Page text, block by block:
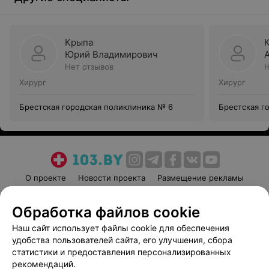
Крыпа
Юрий Владимирович
Нет отзывов
Хирург
Брестская городская поликлиника № 6
Хирург
Брестская
О проекте Новости проекта
Размещение рекламы
Пользовательское соглашение
Способы оплаты
Вакансии
Партнеры
Написать руководителю 103.by
Обработка файлов cookie
Наш сайт использует файлы cookie для обеспечения
удобства пользователей сайта, его улучшения, сбора
статистики и предоставления персонализированных
рекомендаций.